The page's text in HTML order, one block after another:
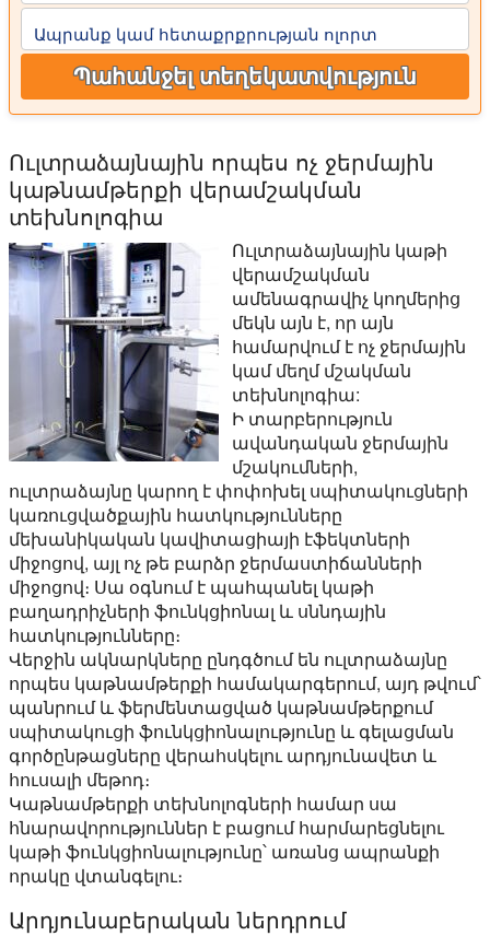
Ապրանք կամ հետաքրքրության ոլորտ
Պահանջել տեղեկատվություն
Ուլտրաձայնային որպես ոչ ջերմային
կաթնամթերքի վերամշակման
տեխնոլոգիա
Ուլտրաձայնային կաթի
վերամշակման
ամենագրավիչ կողմերից
մեկն այն է, որ այն
համարվում է ոչ ջերմային
կամ մեղմ մշակման
տեխնոլոգիա:
Ի տարբերություն
ավանդական ջերմային
մշակումների,
ուլտրաձայնը կարող է փոփոխել սպիտակուցների
կառուցվածքային հատկությունները
մեխանիկական կավիտացիայի էֆեկտների
միջոցով, այլ ոչ թե բարձր ջերմաստիճանների
միջոցով։ Սա օգնում է պահպանել կաթի
բաղադրիչների ֆունկցիոնալ և սննդային
հատկությունները։
Վերջին ակնարկները ընդգծում են ուլտրաձայնը
որպես կաթնամթերքի համակարգերում, այդ թվում՝
պանրում և ֆերմենտացված կաթնամթերքում
սպիտակուցի ֆունկցիոնալությունը և գելացման
գործընթացները վերահսկելու արդյունավետ և
հուսալի մեթոդ։
Կաթնամթերքի տեխնոլոգների համար սա
հնարավորություններ է բացում հարմարեցնելու
կաթի ֆունկցիոնալությունը՝ առանց ապրանքի
որակը վտանգելու։
Արդյունաբերական ներդրում